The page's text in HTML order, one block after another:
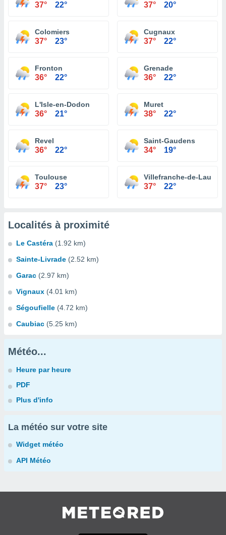
37° 22° 37° 20°
Colomiers
37° 23°
Cugnaux
37° 22°
Fronton
36° 22°
Grenade
36° 22°
L'Isle-en-Dodon
36° 21°
Muret
38° 22°
Revel
36° 22°
Saint-Gaudens
34° 19°
Toulouse
37° 23°
Villefranche-de-
37° 22°
Localités à proximité
Le Castéra (1.92 km)
Sainte-Livrade (2.52 km)
Garac (2.97 km)
Vignaux (4.01 km)
Ségoufielle (4.72 km)
Caubiac (5.25 km)
Météo...
Heure par heure
PDF
Plus d'info
La météo sur votre site
Widget météo
API Météo